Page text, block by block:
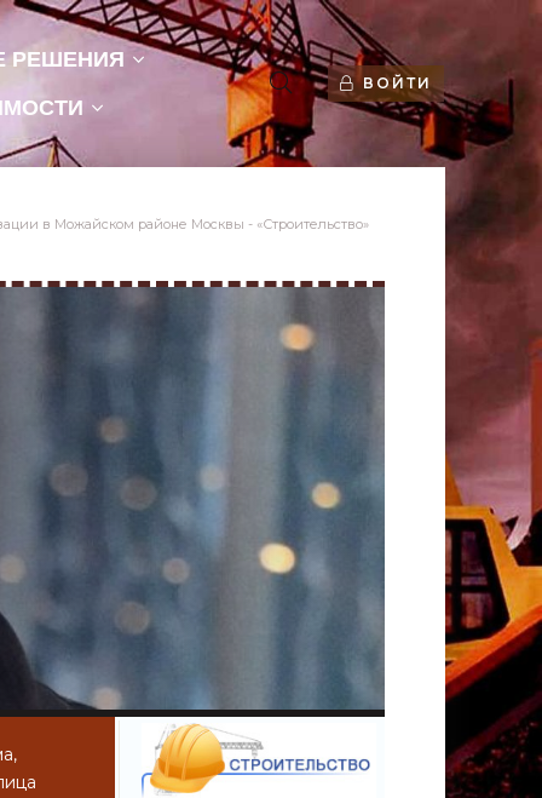
РЕШЕНИЯ
ВОЙТИ
в Можайском районе Москвы - «Строительство»